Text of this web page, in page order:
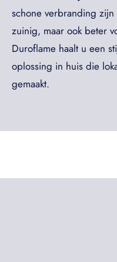
schone verbranding
zuinig, maar ook beter
Duroflame haalt u een
oplossing in huis die
gemaakt.